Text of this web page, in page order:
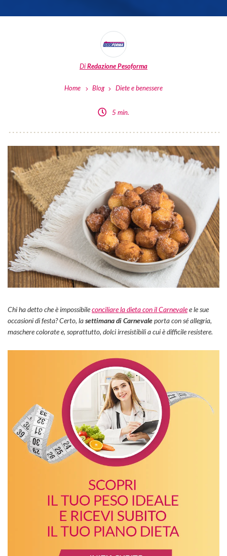
DiRedazione Pesoforma
Home Blog Diete e benessere
5 min.
Chi ha detto che è impossibileconciliare la dieta con il Carnevalee le sue
occasioni di festa? Certo, lasettimana di Carnevaleporta con sé allegria,
maschere colorate e, soprattutto, dolci irresistibili a cui è difficile resistere.